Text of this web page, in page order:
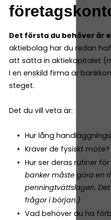
Det första du behöver är
aktiebolag har du redan
att sätta in aktiekapitalet
I en enskild firma är
steget.
Det du vill veta är:
Hur lång
Kräver de fysiskt möte?
Hur ser deras rutiner
banker måste göra en
penningtvättslagen.
frågor i början.)
Vad behöver du ha